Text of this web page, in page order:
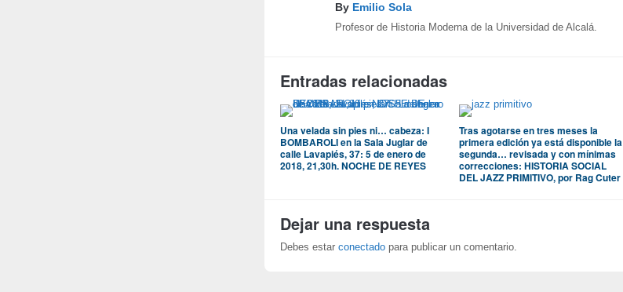
By Emilio Sola
Profesor de Historia Moderna de la Universidad de Alcalá.
Entradas relacionadas
Una velada sin pies ni… cabeza: I
BOMBAROLI en la Sala Juglar de
calle Lavapiés, 37: 5 de enero de
2018, 21,30h. NOCHE DE REYES
Tras agotarse en tres meses la
primera edición ya está disponible la
segunda… revisada y con mínimas
correcciones: HISTORIA SOCIAL
DEL JAZZ PRIMITIVO, por Rag Cuter
Dejar una respuesta
Debes estar conectado para publicar un comentario.